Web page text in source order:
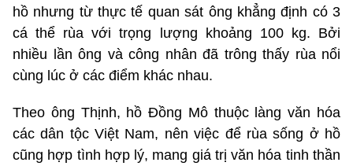
hồ nhưng từ thực tế quan sát ông khẳng định có 3
cá thể rùa với trọng lượng khoảng 100 kg. Bởi
nhiều lần ông và công nhân đã trông thấy rùa nổi
cùng lúc ở các điểm khác nhau.
Theo ông Thịnh, hồ Đồng Mô thuộc làng văn hóa
các dân tộc Việt Nam, nên việc để rùa sống ở hồ
cũng hợp tình hợp lý, mang giá trị văn hóa tinh thần